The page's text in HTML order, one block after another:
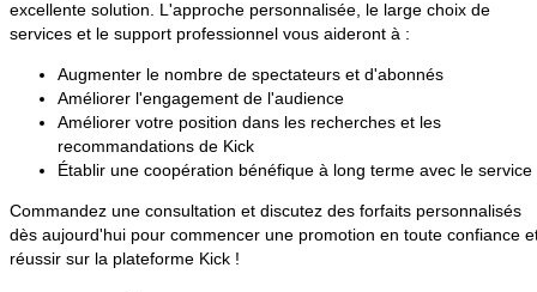
excellente solution. L'approche personnalisée, le large choix de
services et le support professionnel vous aideront à :
Augmenter le nombre de spectateurs et d'abonnés
Améliorer l'engagement de l'audience
Améliorer votre position dans les recherches et les
recommandations de Kick
Établir une coopération bénéfique à long terme avec le service
Commandez une consultation et discutez des forfaits personnalisés
dès aujourd'hui pour commencer une promotion en toute confiance
réussir sur la plateforme Kick !